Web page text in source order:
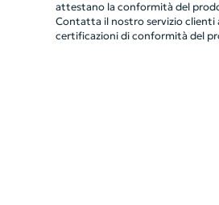
attestano la conformità del
Contatta il nostro servizio clienti
certificazioni di conformità del